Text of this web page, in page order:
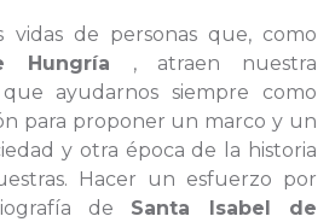
vidas de personas que, como
Hungría , atraen nuestra
ayudarnos siempre como
para proponer un marco y un
y otra época de la historia
Hacer un esfuerzo por
de Santa Isabel de